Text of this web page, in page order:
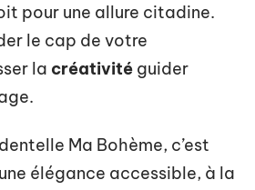
pour une allure citadine.
le cap de votre
la créativité guider
Ma Bohème, c’est
élégance accessible, à la